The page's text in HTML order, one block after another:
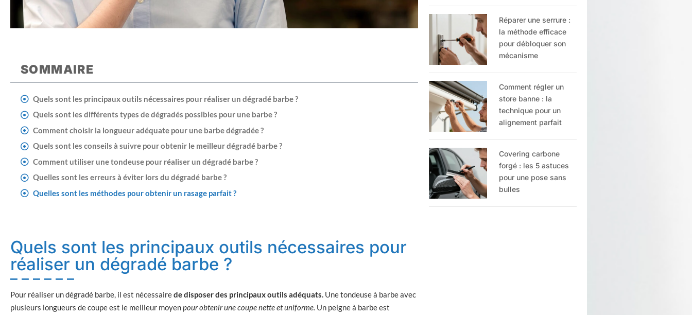
SOMMAIRE
Quels sont les principaux outils nécessaires pour réaliser un dégradé barbe ?
Quels sont les différents types de dégradés possibles pour une barbe ?
Comment choisir la longueur adéquate pour une barbe dégradée ?
Quels sont les conseils à suivre pour obtenir le meilleur dégradé barbe ?
Comment utiliser une tondeuse pour réaliser un dégradé barbe ?
Quelles sont les erreurs à éviter lors du dégradé barbe ?
Quelles sont les méthodes pour obtenir un rasage parfait ?
Quels sont les principaux outils nécessaires pour
réaliser un dégradé barbe ?
Pour réaliser un dégradé barbe, il est nécessairede disposer des principaux outils adéquats. Une tondeuse à barbe avec
plusieurs longueurs de coupe est le meilleur moyenpour obtenir une coupe nette et uniforme. Un peigne à barbe est
Réparer une serrure :
la méthode efficace
pour débloquer son
mécanisme
Comment régler un
store banne : la
technique pour un
alignement parfait
Covering carbone
forgé : les 5 astuces
pour une pose sans
bulles